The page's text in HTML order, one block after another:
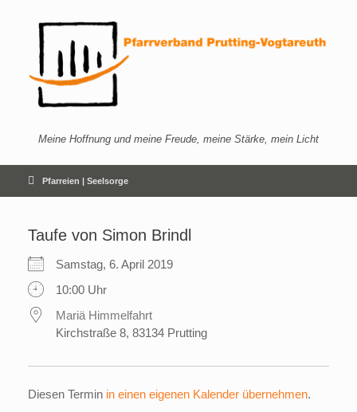
Meine Hoffnung und meine Freude, meine Stärke, mein Licht
Pfarreien | Seelsorge
Taufe von Simon Brindl
Samstag, 6. April 2019
10:00 Uhr
Mariä Himmelfahrt
Kirchstraße 8, 83134 Prutting
Diesen Termin in einen eigenen Kalender übernehmen.